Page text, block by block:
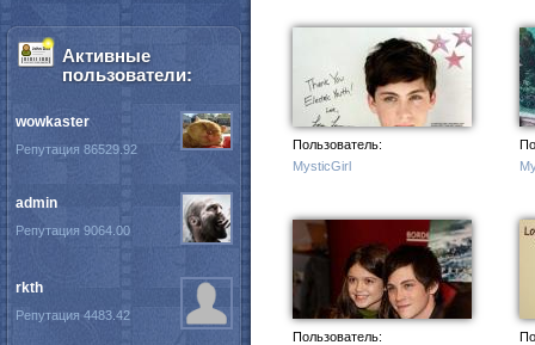
Пользователь:
MysticGirl
Пользователь:
Активные
пользователи:
wowkaster
Репутация 86529.92
admin
Репутация 9064.00
rkth
Репутация 4483.42